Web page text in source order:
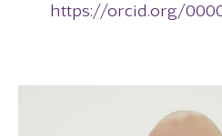
https://orcid.org/